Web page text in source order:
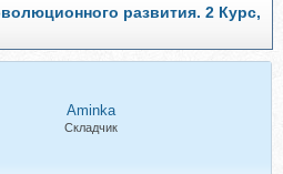
развития. 2 Курс,
Aminka
Складчик